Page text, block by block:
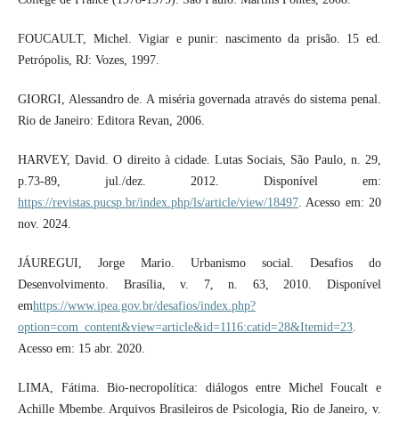
FOUCAULT, Michel. Vigiar e punir: nascimento da prisão. 15 ed.
Petrópolis, RJ: Vozes, 1997.
GIORGI, Alessandro de. A miséria governada através do sistema penal.
Rio de Janeiro: Editora Revan, 2006.
HARVEY, David. O direito à cidade. Lutas Sociais, São Paulo, n. 29,
p.73-89, jul./dez. 2012. Disponível em:
https://revistas.pucsp.br/index.php/ls/article/view/18497. Acesso em: 20
nov. 2024.
JÁUREGUI, Jorge Mario. Urbanismo social. Desafios do
Desenvolvimento. Brasília, v. 7, n. 63, 2010. Disponível
emhttps://www.ipea.gov.br/desafios/index.php?
option=com_content&view=article&id=1116:catid=28&Itemid=23.
Acesso em: 15 abr. 2020.
LIMA, Fátima. Bio-necropolítica: diálogos entre Michel Foucalt e
Achille Mbembe. Arquivos Brasileiros de Psicologia, Rio de Janeiro, v.